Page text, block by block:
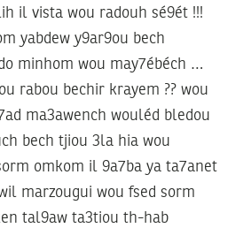
il vista wou radouh sé9ét !!!
yabdew y9ar9ou bech
minhom wou may7ébéch …
rabou bechir krayem ?? wou
ma3awench wouléd bledou
bech tjiou 3la hia wou
omkom il 9a7ba ya ta7anet
marzougui wou fsed sorm
tal9aw ta3tiou th-hab